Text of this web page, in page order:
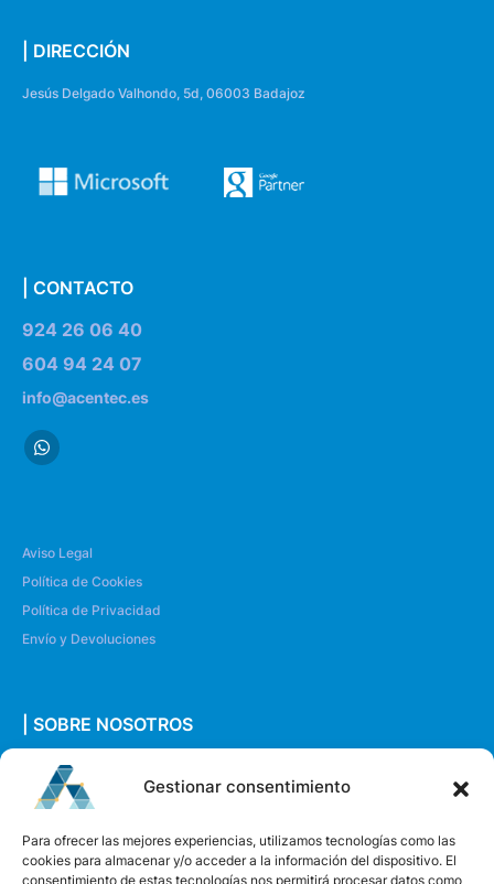
Gestionar consentimiento
Para ofrecer las mejores experiencias, utilizamos tecnologías como las
cookies para almacenar y/o acceder a la información del dispositivo. El
consentimiento de estas tecnologías nos permitirá procesar datos como
| DIRECCIÓN
Jesús Delgado Valhondo, 5d, 06003 Badajoz
| CONTACTO
924 26 06 40
604 94 24 07
info@acentec.es
Aviso Legal
Política de Cookies
Política de Privacidad
Envío y Devoluciones
| SOBRE NOSOTROS
Quiénes somos
Envíanos un mensaje